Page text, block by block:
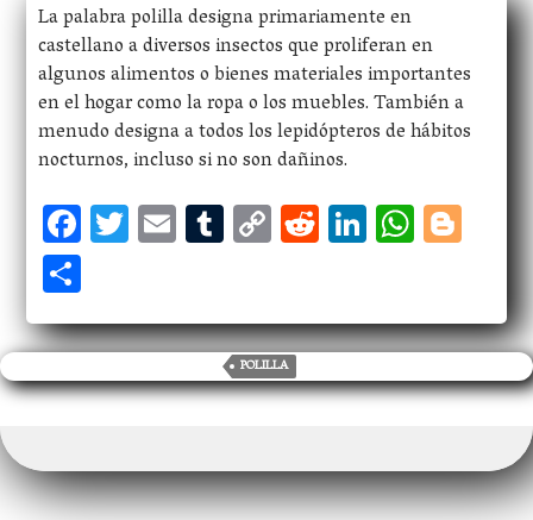
La palabra polilla designa primariamente en
castellano a diversos insectos que proliferan en
algunos alimentos o bienes materiales importantes
en el hogar como la ropa o los muebles. También a
menudo designa a todos los lepidópteros de hábitos
nocturnos, incluso si no son dañinos.
F
ac
oo
k
T
w
er
E
m
l
T
u
bl
r
C
o
y
Li
n
k
R
ed
t
Li
n
dI
n
W
h
s
A
p
p
r
h
ar
e POLILLA